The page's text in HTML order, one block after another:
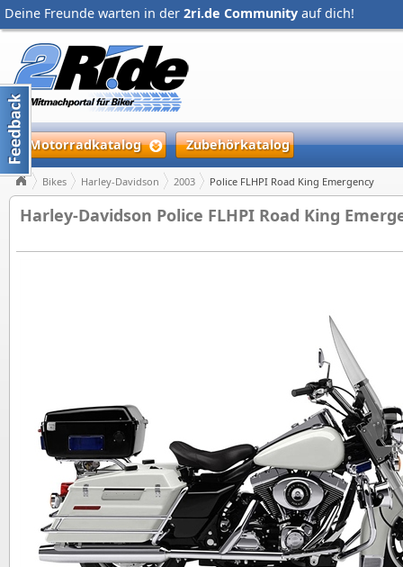
Deine Freunde warten in der 2ri.de Community auf dich!
Motorradkatalog Zubehörkatalog
Bikes Harley-Davidson 2003 Police FLHPI Road King Emergency
Harley-Davidson Police FLHPI Road King